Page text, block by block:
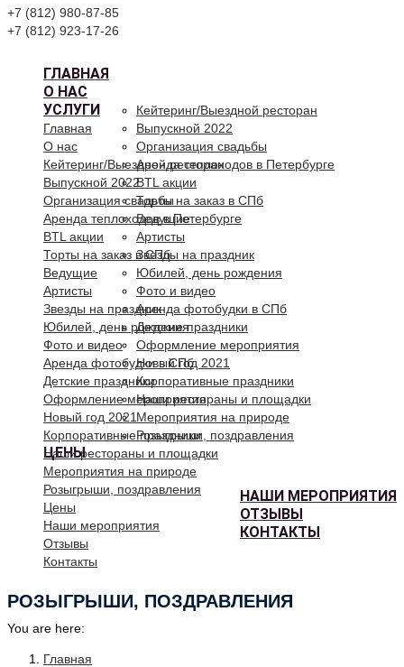
+7 (812) 980-87-85
+7 (812) 923-17-26
ГЛАВНАЯ
О НАС
УСЛУГИ
Кейтеринг/Выездной ресторан
Выпускной 2022
Организация свадьбы
Аренда теплоходов в Петербурге
BTL акции
Торты на заказ в СПб
Ведущие
Артисты
Звезды на праздник
Юбилей, день рождения
Фото и видео
Аренда фотобудки в СПб
Детские праздники
Оформление мероприятия
Новый год 2021
Корпоративные праздники
Наши рестораны и площадки
Мероприятия на природе
Розыгрыши, поздравления
ЦЕНЫ
НАШИ МЕРОПРИЯТИЯ
ОТЗЫВЫ
КОНТАКТЫ
Главная
О нас
Кейтеринг/Выездной ресторан
Выпускной 2022
Организация свадьбы
Аренда теплоходов в Петербурге
BTL акции
Торты на заказ в СПб
Ведущие
Артисты
Звезды на праздник
Юбилей, день рождения
Фото и видео
Аренда фотобудки в СПб
Детские праздники
Оформление мероприятия
Новый год 2021
Корпоративные праздники
Наши рестораны и площадки
Мероприятия на природе
Розыгрыши, поздравления
Цены
Наши мероприятия
Отзывы
Контакты
РОЗЫГРЫШИ, ПОЗДРАВЛЕНИЯ
You are here:
Главная